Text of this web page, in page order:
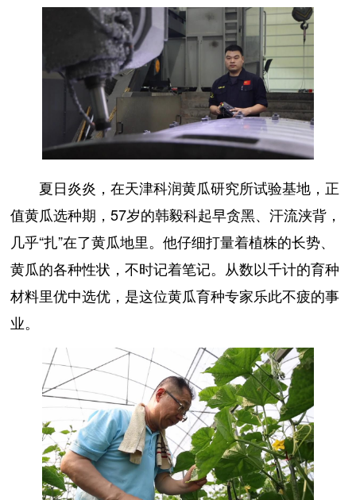
夏日炎炎，在天津科润黄瓜研究所试验基地，正
值黄瓜选种期，57岁的韩毅科起早贪黑、汗流浃背，
几乎“扎”在了黄瓜地里。他仔细打量着植株的长势、
黄瓜的各种性状，不时记着笔记。从数以千计的育种
材料里优中选优，是这位黄瓜育种专家乐此不疲的事
业。